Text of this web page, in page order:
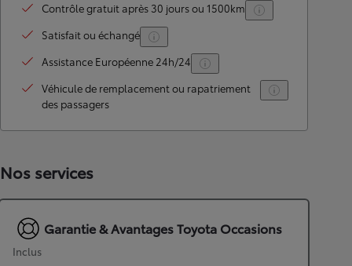
Contrôle gratuit après 30 jours ou 1500km
Satisfait ou échangé
Assistance Européenne 24h/24
Véhicule de remplacement ou rapatriement
des passagers
Nos services
Garantie & Avantages Toyota Occasions
Inclus